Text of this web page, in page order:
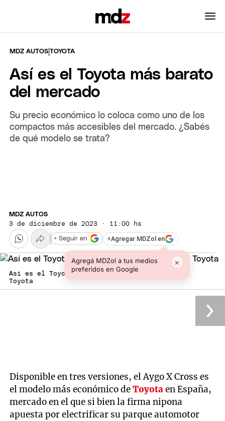
MDZ AUTOS |TOYOTA
Así es el Toyota más barato
del mercado
Su precio económico lo coloca como uno de los
compactos más accesibles del mercado. ¿Sabés
de qué modelo se trata?
MDZ AUTOS
3 de diciembre de 2023 · 11:00 hs
+Agregar MDZol en
Agregá MDZol a tus medios
preferidos en Google
×
+ Seguir en
Así es el Toyota más barato del mercado Foto:
Toyota
Disponible en tres versiones, el Aygo X Cross es
el modelo más económico deToyotaen España,
mercado en el que si bien la firma nipona
apuesta por electrificar su parque automotor